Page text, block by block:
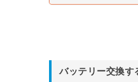
バッテリー交換す